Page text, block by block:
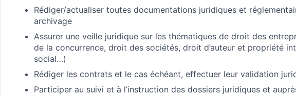
Rédiger/actualiser toutes documentations juridiques et
archivage
Assurer une veille juridique sur les thématiques de droit des
de la concurrence, droit des sociétés, droit d’auteur et propriété
social…)
Rédiger les contrats et le cas échéant, effectuer leur validation
Participer au suivi et à l’instruction des dossiers juridiques et